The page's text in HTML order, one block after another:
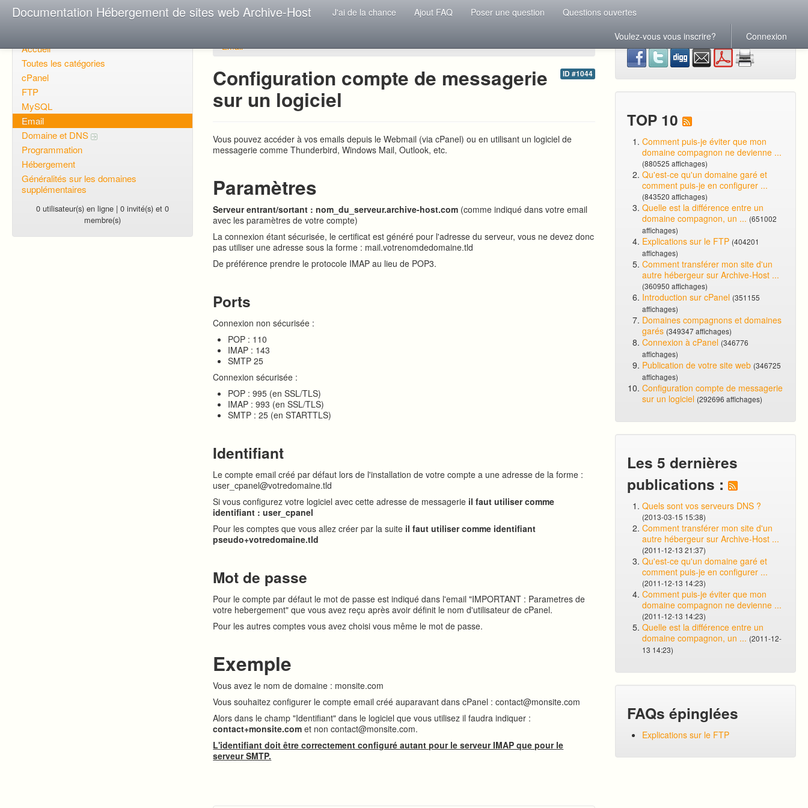
Documentation Hébergement de sites web Archive-Host J'ai de la chance Ajout FAQ Poser une question
Questions ouvertes
Voulez-vous vous inscrire?
Connexion
Accueil
Toutes les catégories
cPanel
FTP
MySQL
Email
Domaine et DNS
Programmation
Hébergement
Généralités sur les domaines
supplémentaires
0 utilisateur(s) en ligne | 0 invité(s) et 0
membre(s)
Email
ID #1044
Configuration compte de messagerie
sur un logiciel
Vous pouvez accéder à vos emails depuis le Webmail (via cPanel) ou en utilisant un logiciel de
messagerie comme Thunderbird, Windows Mail, Outlook, etc.
Paramètres
Serveur entrant/sortant : nom_du_serveur.archive-host.com (comme indiqué dans votre email
avec les paramètres de votre compte)
La connexion étant sécurisée, le certificat est généré pour l'adresse du serveur, vous ne devez donc
pas utiliser une adresse sous la forme : mail.votrenomdedomaine.tld
De préférence prendre le protocole IMAP au lieu de POP3.
Ports
Connexion non sécurisée :
POP : 110
IMAP : 143
SMTP 25
Connexion sécurisée :
POP : 995 (en SSL/TLS)
IMAP : 993 (en SSL/TLS)
SMTP : 25 (en STARTTLS)
Identifiant
Le compte email créé par défaut lors de l'installation de votre compte a une adresse de la forme :
user_cpanel@votredomaine.tld
Si vous configurez votre logiciel avec cette adresse de messagerie il faut utiliser comme
identifiant : user_cpanel
Pour les comptes que vous allez créer par la suite il faut utiliser comme identifiant
pseudo+votredomaine.tld
Mot de passe
Pour le compte par défaut le mot de passe est indiqué dans l'email "IMPORTANT : Parametres de
votre hebergement" que vous avez reçu après avoir définit le nom d'utilisateur de cPanel.
Pour les autres comptes vous avez choisi vous même le mot de passe.
Exemple
Vous avez le nom de domaine : monsite.com
Vous souhaitez configurer le compte email créé auparavant dans cPanel : contact@monsite.com
Alors dans le champ "Identifiant" dans le logiciel que vous utilisez il faudra indiquer :
contact+monsite.com et non contact@monsite.com.
L'identifiant doit être correctement configuré autant pour le serveur IMAP que pour le
serveur SMTP.
TOP 10
Comment puis-je éviter que mon
domaine compagnon ne devienne ...
(880525 affichages)
Qu'est-ce qu'un domaine garé et
comment puis-je en configurer ...
(843520 affichages)
Quelle est la différence entre un
domaine compagnon, un ... (651002
affichages)
Explications sur le FTP (404201
affichages)
Comment transférer mon site d'un
autre hébergeur sur Archive-Host ...
(360950 affichages)
Introduction sur cPanel (351155
affichages)
Domaines compagnons et domaines
garés (349347 affichages)
Connexion à cPanel (346776
affichages)
Publication de votre site web (346725
affichages)
Configuration compte de messagerie
sur un logiciel (292696 affichages)
Les 5 dernières
publications :
Quels sont vos serveurs DNS ?
(2013-03-15 15:38)
Comment transférer mon site d'un
autre hébergeur sur Archive-Host ...
(2011-12-13 21:37)
Qu'est-ce qu'un domaine garé et
comment puis-je en configurer ...
(2011-12-13 14:23)
Comment puis-je éviter que mon
domaine compagnon ne devienne ...
(2011-12-13 14:23)
Quelle est la différence entre un
domaine compagnon, un ... (2011-12-
13 14:23)
FAQs épinglées
Explications sur le FTP